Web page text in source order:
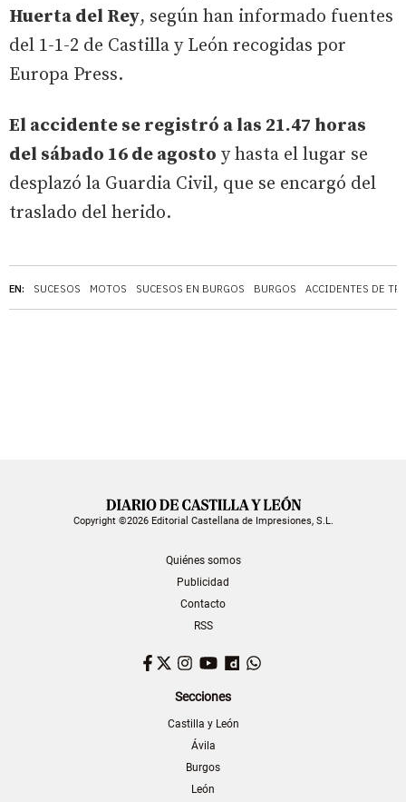
EN: SUCESOS MOTOS SUCESOS EN BURGOS BURGOS ACCIDENTES DE
Huerta del Rey, según han informado fuentes
del 1-1-2 de Castilla y León recogidas por
Europa Press.
El accidente se registró a las 21.47 horas
del sábado 16 de agosto y hasta el lugar se
desplazó la Guardia Civil, que se encargó del
traslado del herido.
Copyright ©2026 Editorial Castellana de Impresiones, S.L.
Quiénes somos
Publicidad
Contacto
RSS
Facebook
TwitterInstagram
YouTubeDailymotion
Secciones
Castilla y León
Ávila
Burgos
León